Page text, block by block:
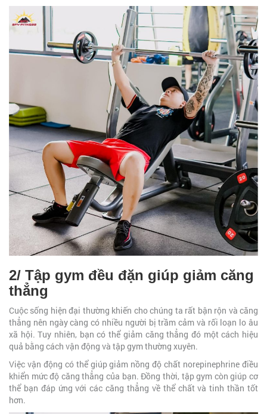
2/ Tập gym đều đặn giúp giảm căng
thẳng
Cuộc sống hiện đại thường khiến cho chúng ta rất bận rộn và căng
thẳng nên ngày càng có nhiều người bị trầm cảm và rối loạn lo âu
xã hội. Tuy nhiên, bạn có thể giảm căng thẳng đó một cách hiệu
quả bằng cách vận động và tập gym thường xuyên.
Việc vận động có thể giúp giảm nồng độ chất norepinephrine điều
khiển mức độ căng thẳng của bạn. Đồng thời, tập gym còn giúp cơ
thể bạn đáp ứng với các căng thẳng về thể chất và tinh thần tốt
hơn.